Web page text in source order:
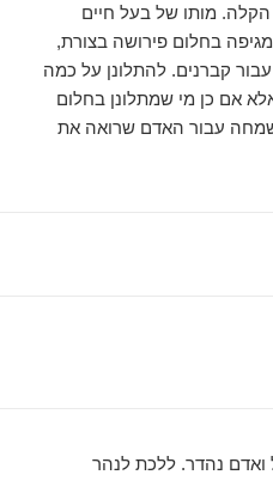
מותו של בעל חיים
מגיפה בחלום פירושה בצורת,
קברנים. להתלונן על כמה
אם כן מי שמתלונן בחלום
עבור האדם שרואה את
ואדם נהדר. ללכת לנהר